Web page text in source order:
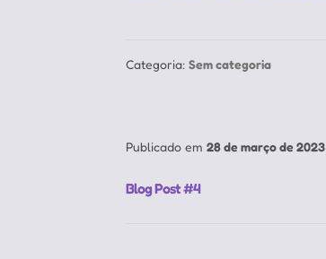
Categoria:Sem categoria
Publicado em28 de março de 2023
Blog Post #4